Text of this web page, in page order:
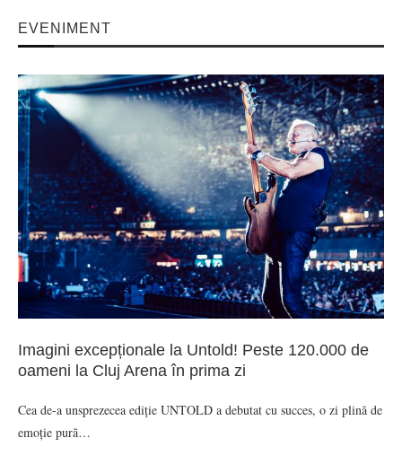
EVENIMENT
Imagini excepționale la Untold! Peste 120.000 de
oameni la Cluj Arena în prima zi
Cea de-a unsprezecea ediție UNTOLD a debutat cu succes, o zi plină de
emoție pură…